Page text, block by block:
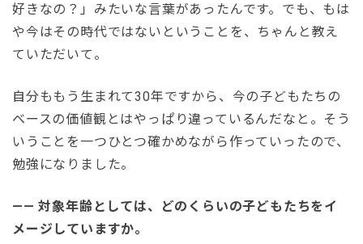
好きなの？」みたいな言葉があったんです。でも、もは
や今はその時代ではないということを、ちゃんと教え
ていただいて。
自分ももう生まれて30年ですから、今の子どもたちの
ベースの価値観とはやっぱり違っているんだなと。そう
いうことを一つひとつ確かめながら作っていったので、
勉強になりました。
—— 対象年齢としては、どのくらいの子どもたちをイ
メージしていますか。